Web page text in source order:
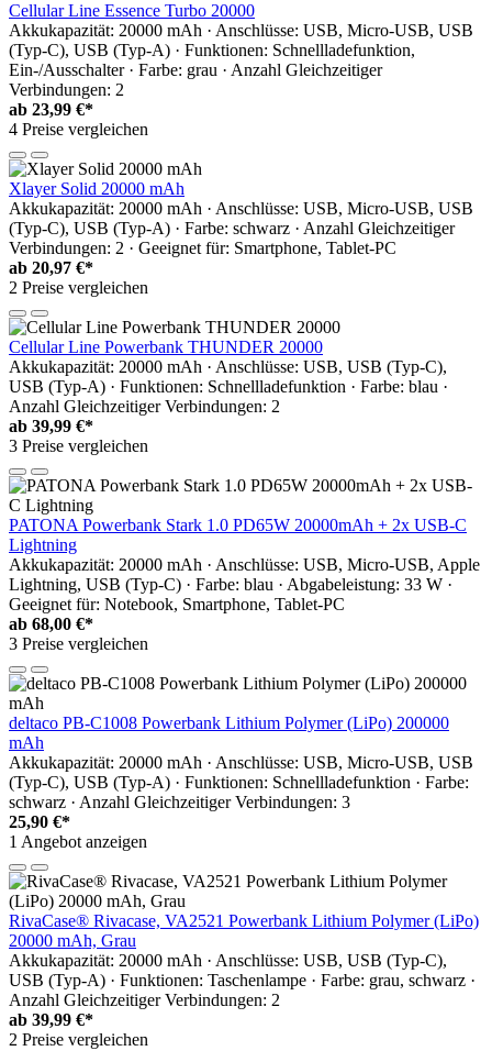
Cellular Line Essence Turbo 20000
Akkukapazität: 20000 mAh · Anschlüsse: USB, Micro-USB, USB
(Typ-C), USB (Typ-A) · Funktionen: Schnellladefunktion,
Ein-/Ausschalter · Farbe: grau · Anzahl Gleichzeitiger
Verbindungen: 2
ab 23,99 €*
4 Preise vergleichen
Xlayer Solid 20000 mAh
Akkukapazität: 20000 mAh · Anschlüsse: USB, Micro-USB, USB
(Typ-C), USB (Typ-A) · Farbe: schwarz · Anzahl Gleichzeitiger
Verbindungen: 2 · Geeignet für: Smartphone, Tablet-PC
ab 20,97 €*
2 Preise vergleichen
Cellular Line Powerbank THUNDER 20000
Akkukapazität: 20000 mAh · Anschlüsse: USB, USB (Typ-C),
USB (Typ-A) · Funktionen: Schnellladefunktion · Farbe: blau ·
Anzahl Gleichzeitiger Verbindungen: 2
ab 39,99 €*
3 Preise vergleichen
PATONA Powerbank Stark 1.0 PD65W 20000mAh + 2x USB-C
Lightning
Akkukapazität: 20000 mAh · Anschlüsse: USB, Micro-USB, Apple
Lightning, USB (Typ-C) · Farbe: blau · Abgabeleistung: 33 W ·
Geeignet für: Notebook, Smartphone, Tablet-PC
ab 68,00 €*
3 Preise vergleichen
deltaco PB-C1008 Powerbank Lithium Polymer (LiPo) 200000
mAh
Akkukapazität: 20000 mAh · Anschlüsse: USB, Micro-USB, USB
(Typ-C), USB (Typ-A) · Funktionen: Schnellladefunktion · Farbe:
schwarz · Anzahl Gleichzeitiger Verbindungen: 3
25,90 €*
1 Angebot anzeigen
RivaCase® Rivacase, VA2521 Powerbank Lithium Polymer (LiPo)
20000 mAh, Grau
Akkukapazität: 20000 mAh · Anschlüsse: USB, USB (Typ-C),
USB (Typ-A) · Funktionen: Taschenlampe · Farbe: grau, schwarz ·
Anzahl Gleichzeitiger Verbindungen: 2
ab 39,99 €*
2 Preise vergleichen